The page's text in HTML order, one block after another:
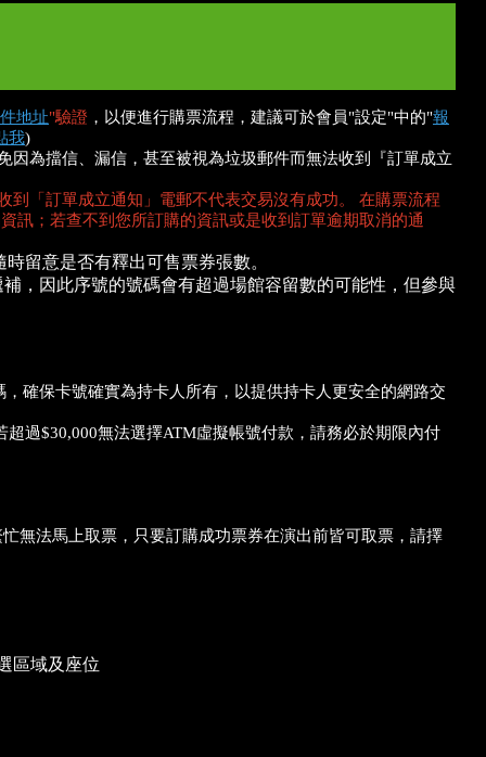
地址"驗證 ，以便進行購票流程，建議可於會員"設定"中的"報
我)
因為擋信、漏信，甚至被視為垃圾郵件而無法收到『訂單成立
「訂單成立通知」電郵不代表交易沒有成功。 在購票流程
訊；若查不到您所訂購的資訊或是收到訂單逾期取消的通
留意是否有釋出可售票券張數。
，因此序號的號碼會有超過場館容留數的可能性，但參與
確保卡號確實為持卡人所有，以提供持卡人更安全的網路交
過$30,000無法選擇ATM虛擬帳號付款，請務必於期限內付
無法馬上取票，只要訂購成功票券在演出前皆可取票，請擇
區域及座位